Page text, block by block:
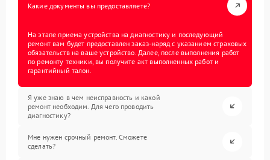
Какие документы вы предоставляете?
На этапе приема устройства на диагностику и последующий
ремонт вам будет предоставлен заказ-наряд с указанием страховых
обязательств на ваше устройство. Далее, после выполнения работ
по ремонту техники, вы получите акт выполненных работ и
гарантийный талон.
Я уже знаю в чем неисправность и какой
ремонт необходим. Для чего проводить
диагностику?
Мне нужен срочный ремонт. Сможете
сделать?